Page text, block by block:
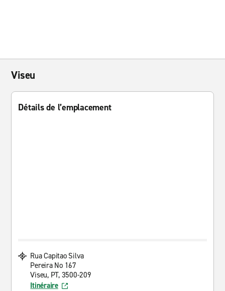
Viseu
Détails de l’emplacement
Rua Capitao Silva
Pereira No 167
Viseu, PT, 3500-209
Itinéraire